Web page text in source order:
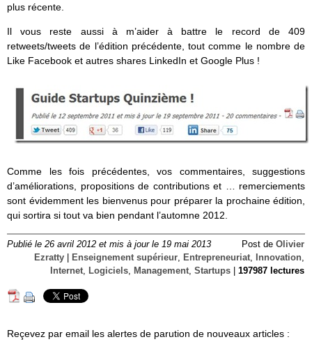
plus récente.
Il vous reste aussi à m’aider à battre le record de 409
retweets/tweets de l’édition précédente, tout comme le nombre de
Like Facebook et autres shares LinkedIn et Google Plus !
Comme les fois précédentes, vos commentaires, suggestions
d’améliorations, propositions de contributions et … remerciements
sont évidemment les bienvenus pour préparer la prochaine édition,
qui sortira si tout va bien pendant l’automne 2012.
Publié le 26 avril 2012 et mis à jour le 19 mai 2013 Post de Olivier
Ezratty
Enseignement supérieur, Entrepreneuriat, Innovation,
Internet, Logiciels, Management, Startups 197987 lectures
Reçevez par email les alertes de parution de nouveaux articles :